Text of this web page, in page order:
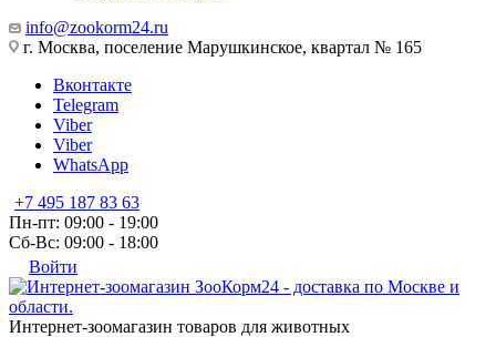
info@zookorm24.ru
г. Москва, поселение Марушкинское, квартал № 165
Вконтакте
Telegram
Viber
Viber
WhatsApp
+7 495 187 83 63
Пн-пт: 09:00 - 19:00
Сб-Вс: 09:00 - 18:00
Войти
Интернет-зоомагазин товаров для животных